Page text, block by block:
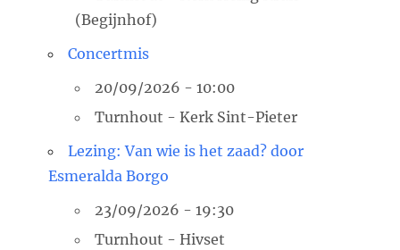
(Begijnhof)
Concertmis
20/09/2026 - 10:00
Turnhout - Kerk Sint-Pieter
Lezing: Van wie is het zaad? door
Esmeralda Borgo
23/09/2026 - 19:30
Turnhout - Hivset